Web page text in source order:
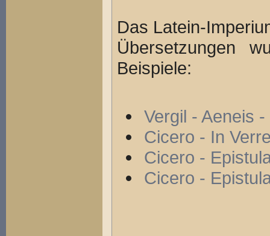
Das Latein-
Übersetzungen
Beispiele:
Vergil - Aeneis
Cicero - In
Cicero -
Cicero -